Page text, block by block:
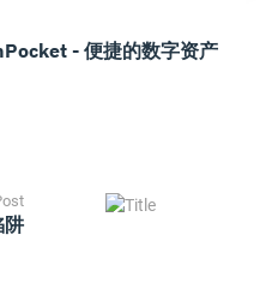
- 便捷的数字资产
阱